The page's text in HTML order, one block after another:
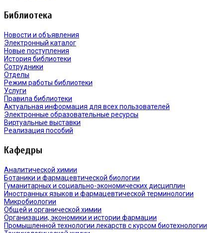
Библиотека
Новости и объявления
Электронный каталог
Новые поступления
История библиотеки
Сотрудники
Отделы
Режим работы библиотеки
Услуги
Правила библиотеки
Актуальная информация для всех пользователей
Электронные образовательные ресурсы
Виртуальные выставки
Реализация пособий
Кафедры
Аналитической химии
Ботаники и фармацевтической биологии
Гуманитарных и социально-экономических дисциплин
Иностранных языков и фармацевтической терминологии
Микробиологии
Общей и органической химии
Организации, экономики и истории фармации
Промышленной технологии лекарств с курсом биотехнологии